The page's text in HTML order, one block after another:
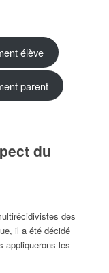
élève
parent
du
des
il a été décidé
appliquerons les